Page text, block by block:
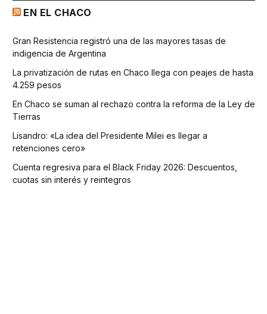
EN EL CHACO
Gran Resistencia registró una de las mayores tasas de
indigencia de Argentina
La privatización de rutas en Chaco llega con peajes de hasta
4.259 pesos
En Chaco se suman al rechazo contra la reforma de la Ley de
Tierras
Lisandro: «La idea del Presidente Milei es llegar a
retenciones cero»
Cuenta regresiva para el Black Friday 2026: Descuentos,
cuotas sin interés y reintegros